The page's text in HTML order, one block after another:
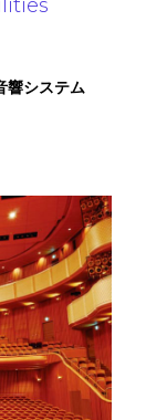
響システム